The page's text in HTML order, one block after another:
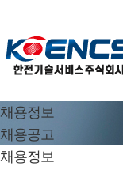
채용정보
채용공고
채용정보